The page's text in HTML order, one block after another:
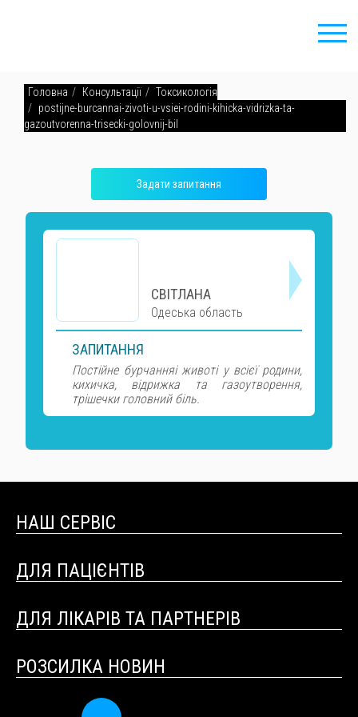
Головна Консультації
Токсикологія
postijne-burcannai-zivoti-u-vsiei-rodini-kihicka-vidrizka-ta-
gazoutvorenna-trisecki-golovnij-bil
Задати запитання
СВІТЛАНА
Одеська область
ЗАПИТАННЯ
Постійне бурчанняі животі у всієї родини,
кихичка, відрижка та газоутворення,
трішечки головний біль.
НАШ СЕРВІС
ДЛЯ ПАЦІЄНТІВ
ДЛЯ ЛІКАРІВ ТА ПАРТНЕРІВ
РОЗСИЛКА НОВИН